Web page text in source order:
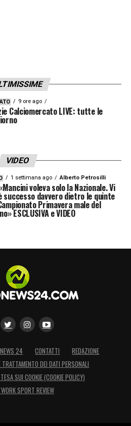
Nicolas Nkoulou
NOSTRE TOP NEWS
9 ore ago
Calciomercato LIVE: tutte le
VIDEO
1 settimana ago Alberto Petrosilli
voleva solo la Nazionale. Vi
successo davvero dietro le quinte
Primavera male del
ESCLUSIVA e VIDEO
24 CONTATTI
REDAZIONE
DEI DATI PERSONALI
SUI COOKIE (COOKIE POLICY)
SPORT REVIEW